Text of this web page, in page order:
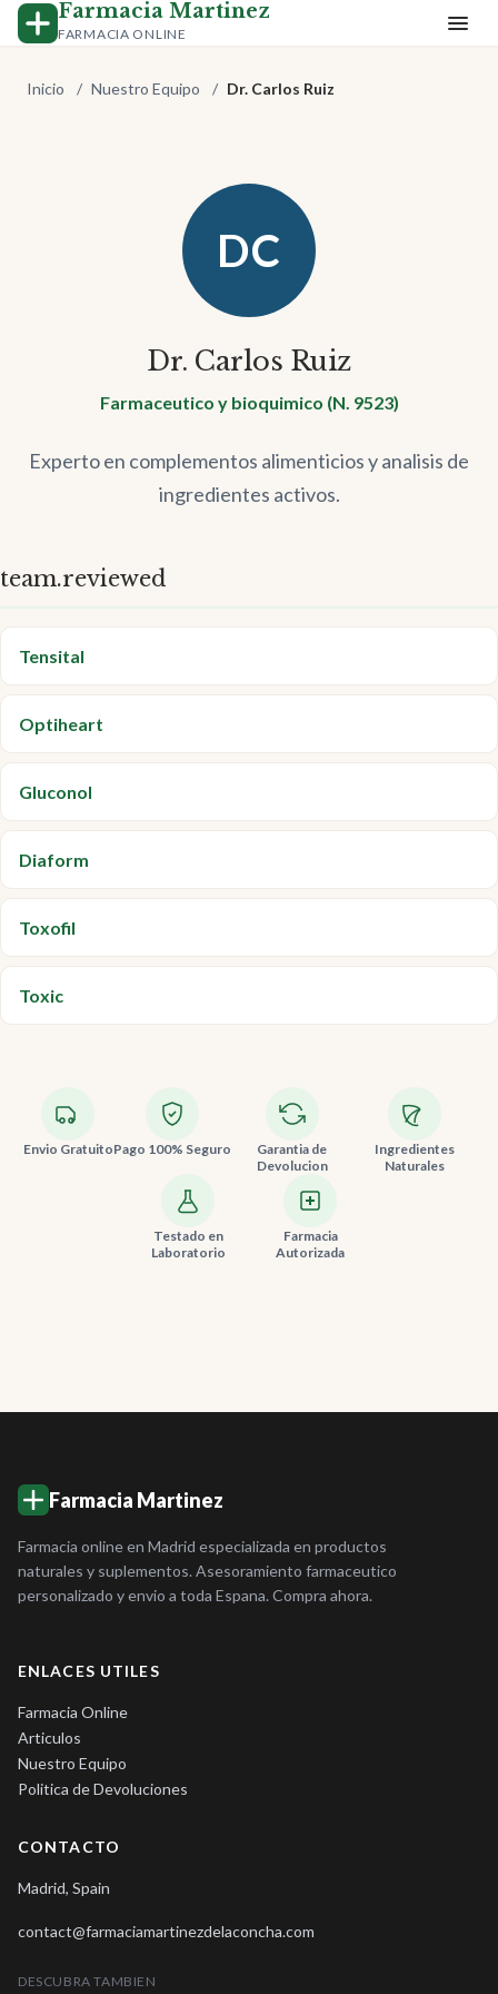
Farmacia Martinez
FARMACIA ONLINE
Inicio / Nuestro Equipo / Dr. Carlos Ruiz
DC
Dr. Carlos Ruiz
Farmaceutico y bioquimico (N. 9523)
Experto en complementos alimenticios y analisis de
ingredientes activos.
team.reviewed
Tensital
Optiheart
Gluconol
Diaform
Toxofil
Toxic
Envio GratuitoPago 100% Seguro
Garantia de
Devolucion
Ingredientes
Naturales
Testado en
Laboratorio
Farmacia
Autorizada
Farmacia Martinez
Farmacia online en Madrid especializada en productos
naturales y suplementos. Asesoramiento farmaceutico
personalizado y envio a toda Espana. Compra ahora.
ENLACES UTILES
Farmacia Online
Articulos
Nuestro Equipo
Politica de Devoluciones
CONTACTO
Madrid, Spain
contact@farmaciamartinezdelaconcha.com
DESCUBRA TAMBIEN